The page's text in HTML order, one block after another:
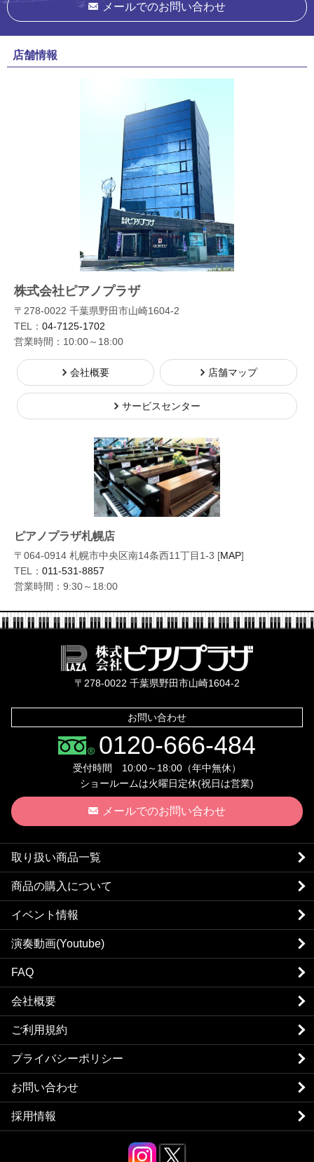
メールでのお問い合わせ
店舗情報
株式会社ピアノプラザ
〒278-0022 千葉県野田市山崎1604-2
TEL： 04-7125-1702
営業時間：10:00～18:00
会社概要 店舗マップ
サービスセンター
ピアノプラザ札幌店
〒064-0914 札幌市中央区南14条西11丁目1-3 [MAP]
TEL： 011-531-8857
営業時間：9:30～18:00
〒278-0022 千葉県野田市山崎1604-2
お問い合わせ
0120-666-484
受付時間 10:00～18:00（年中無休）
ショールームは火曜日定休(祝日は営業)
メールでのお問い合わせ
取り扱い商品一覧
商品の購入について
イベント情報
演奏動画(Youtube)
FAQ
会社概要
ご利用規約
プライバシーポリシー
お問い合わせ
採用情報